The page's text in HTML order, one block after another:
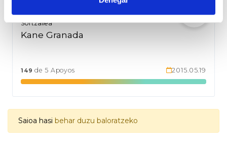
dominio público. ¿El candidato/a a la alcaldía
promovería el desalojo de estas personas de
Sortzailea
Kane Granada
149de 5 Apoyos 2015.05.19
Saioa hasi behar duzu baloratzeko